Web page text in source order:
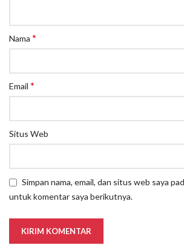
Nama *
Email *
Situs Web
Simpan nama, email, dan situs web saya
untuk komentar saya berikutnya.